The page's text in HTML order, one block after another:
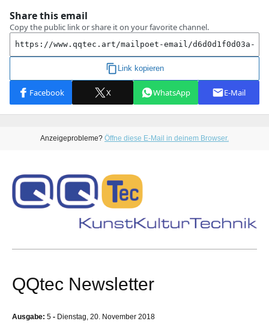
Anzeigeprobleme? Öffne diese E-Mail in deinem Browser.
QQtec Newsletter
Ausgabe: 5 - Dienstag, 20. November 2018